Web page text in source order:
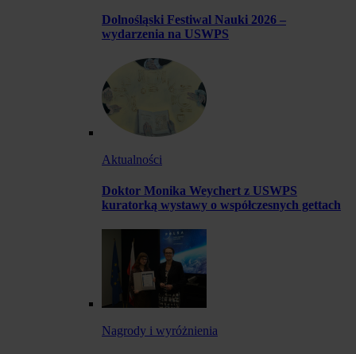
Dolnośląski Festiwal Nauki 2026 –
wydarzenia na USWPS
Aktualności
Doktor Monika Weychert z USWPS
kuratorką wystawy o współczesnych gettach
Nagrody i wyróżnienia